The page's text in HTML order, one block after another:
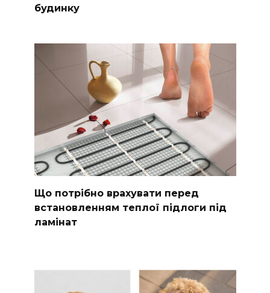
будинку
Що потрібно врахувати перед
встановленням теплої підлоги під
ламінат